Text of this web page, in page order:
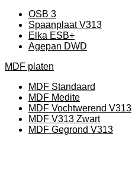
OSB 3
Spaanplaat V313
Elka ESB+
Agepan DWD
MDF platen
MDF Standaard
MDF Medite
MDF Vochtwerend V313
MDF V313 Zwart
MDF Gegrond V313